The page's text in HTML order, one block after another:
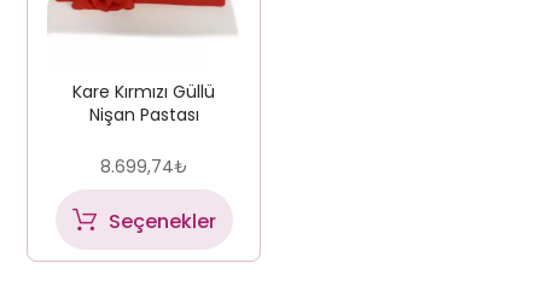
Kare Kırmızı Güllü
Nişan Pastası
8.699,74₺
Seçenekler